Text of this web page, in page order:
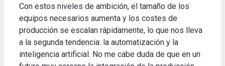
Con estos niveles de ambición, el tamaño de los
equipos necesarios aumenta y los costes de
producción se escalan rápidamente, lo que nos lleva
a la segunda tendencia: la automatización y la
inteligencia artificial. No me cabe duda de que en un